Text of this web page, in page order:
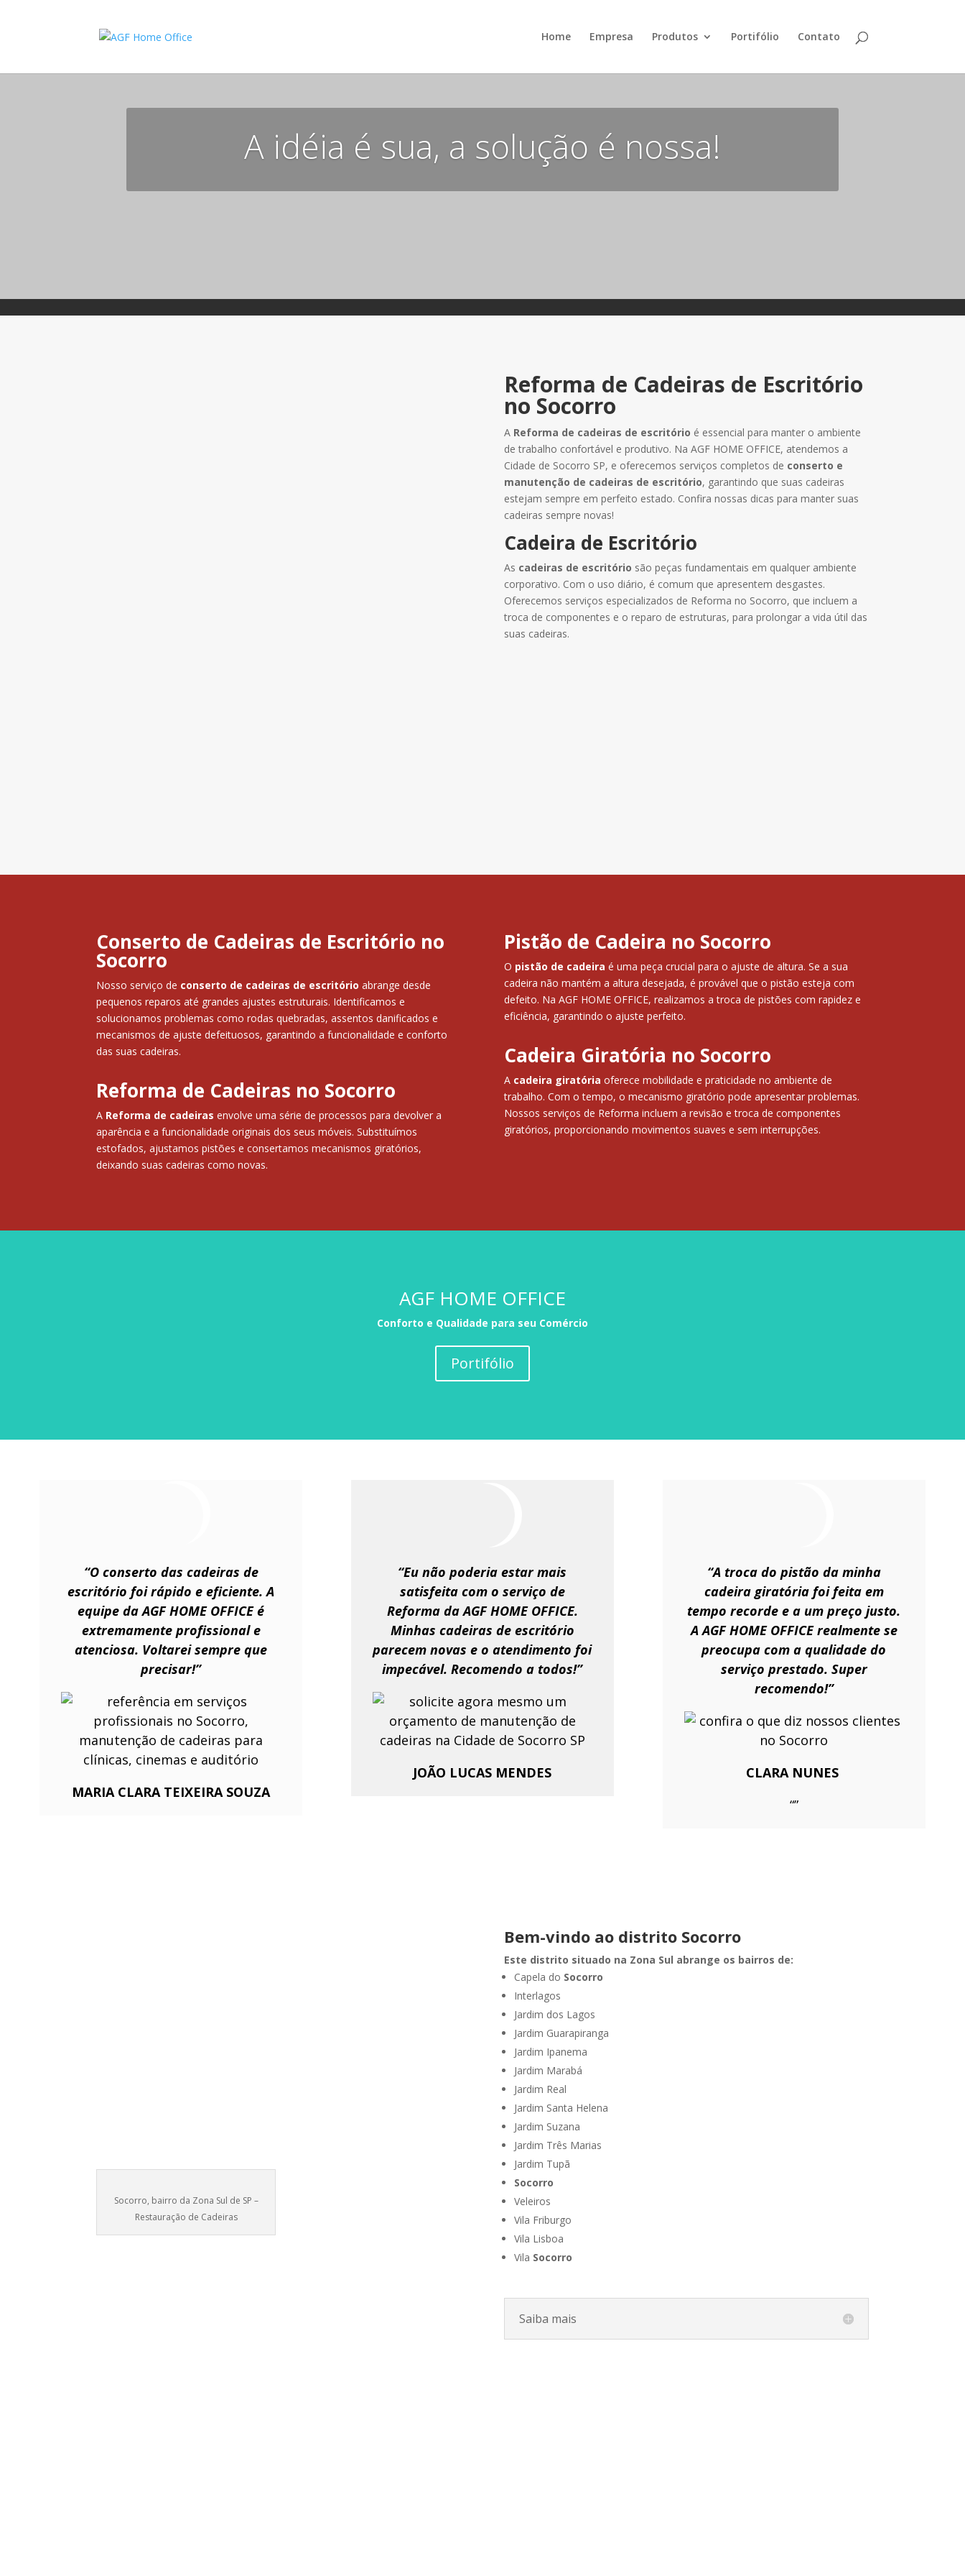
Home Empresa Produtos Portifólio Contato
A idéia é sua, a solução é nossa!
Reforma de Cadeiras de Escritório
no Socorro
A Reforma de cadeiras de escritório é essencial para manter o ambiente
de trabalho confortável e produtivo. Na AGF HOME OFFICE, atendemos a
Cidade de Socorro SP, e oferecemos serviços completos de conserto e
manutenção de cadeiras de escritório, garantindo que suas cadeiras
estejam sempre em perfeito estado. Confira nossas dicas para manter suas
cadeiras sempre novas!
Cadeira de Escritório
As cadeiras de escritório são peças fundamentais em qualquer ambiente
corporativo. Com o uso diário, é comum que apresentem desgastes.
Oferecemos serviços especializados de Reforma no Socorro, que incluem a
troca de componentes e o reparo de estruturas, para prolongar a vida útil das
suas cadeiras.
Conserto de Cadeiras de Escritório no
Socorro
Nosso serviço de conserto de cadeiras de escritório abrange desde
pequenos reparos até grandes ajustes estruturais. Identificamos e
solucionamos problemas como rodas quebradas, assentos danificados e
mecanismos de ajuste defeituosos, garantindo a funcionalidade e conforto
das suas cadeiras.
Reforma de Cadeiras no Socorro
A Reforma de cadeiras envolve uma série de processos para devolver a
aparência e a funcionalidade originais dos seus móveis. Substituímos
estofados, ajustamos pistões e consertamos mecanismos giratórios,
deixando suas cadeiras como novas.
Pistão de Cadeira no Socorro
O pistão de cadeira é uma peça crucial para o ajuste de altura. Se a sua
cadeira não mantém a altura desejada, é provável que o pistão esteja com
defeito. Na AGF HOME OFFICE, realizamos a troca de pistões com rapidez e
eficiência, garantindo o ajuste perfeito.
Cadeira Giratória no Socorro
A cadeira giratória oferece mobilidade e praticidade no ambiente de
trabalho. Com o tempo, o mecanismo giratório pode apresentar problemas.
Nossos serviços de Reforma incluem a revisão e troca de componentes
giratórios, proporcionando movimentos suaves e sem interrupções.
AGF HOME OFFICE
Conforto e Qualidade para seu Comércio
Portifólio
“O conserto das cadeiras de
escritório foi rápido e eficiente. A
equipe da AGF HOME OFFICE é
extremamente profissional e
atenciosa. Voltarei sempre que
precisar!”
MARIA CLARA TEIXEIRA SOUZA
“Eu não poderia estar mais
satisfeita com o serviço de
Reforma da AGF HOME OFFICE.
Minhas cadeiras de escritório
parecem novas e o atendimento foi
impecável. Recomendo a todos!”
JOÃO LUCAS MENDES
“A troca do pistão da minha
cadeira giratória foi feita em
tempo recorde e a um preço justo.
A AGF HOME OFFICE realmente se
preocupa com a qualidade do
serviço prestado. Super
recomendo!”
CLARA NUNES
“”
Socorro, bairro da Zona Sul de SP –
Restauração de Cadeiras
Bem-vindo ao distrito Socorro
Este distrito situado na Zona Sul abrange os bairros de:
Capela do Socorro
Interlagos
Jardim dos Lagos
Jardim Guarapiranga
Jardim Ipanema
Jardim Marabá
Jardim Real
Jardim Santa Helena
Jardim Suzana
Jardim Três Marias
Jardim Tupã
Socorro
Veleiros
Vila Friburgo
Vila Lisboa
Vila Socorro
Saiba mais